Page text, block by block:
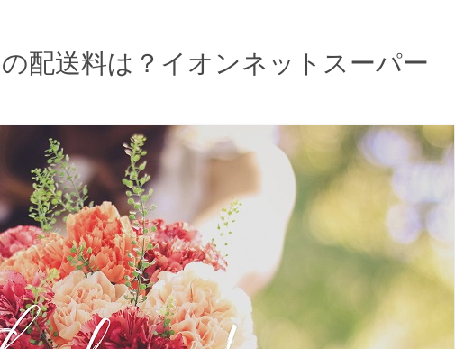
配送料は？イオンネットスーパー